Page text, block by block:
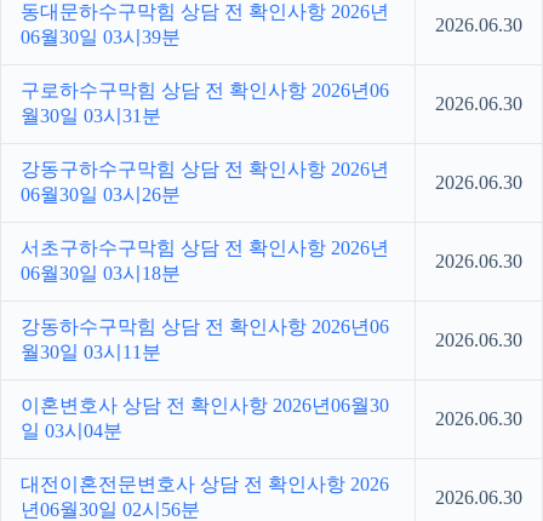
동대문하수구막힘 상담 전 확인사항 2026년
06월30일 03시39분
2026.06.30
구로하수구막힘 상담 전 확인사항 2026년06
월30일 03시31분
2026.06.30
강동구하수구막힘 상담 전 확인사항 2026년
06월30일 03시26분
2026.06.30
서초구하수구막힘 상담 전 확인사항 2026년
06월30일 03시18분
2026.06.30
강동하수구막힘 상담 전 확인사항 2026년06
월30일 03시11분
2026.06.30
이혼변호사 상담 전 확인사항 2026년06월30
일 03시04분
2026.06.30
대전이혼전문변호사 상담 전 확인사항 2026
년06월30일 02시56분
2026.06.30